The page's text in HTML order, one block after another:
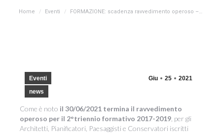
Home Eventi FORMAZIONE: scadenza ravvedimento operoso –…
Giu 25 2021
Eventi
news
Come è noto il 30/06/2021 termina il ravvedimento
operoso per il 2°triennio formativo 2017-2019 , per gli
Architetti, Pianificatori, Paesaggisti e Conservatori iscritti